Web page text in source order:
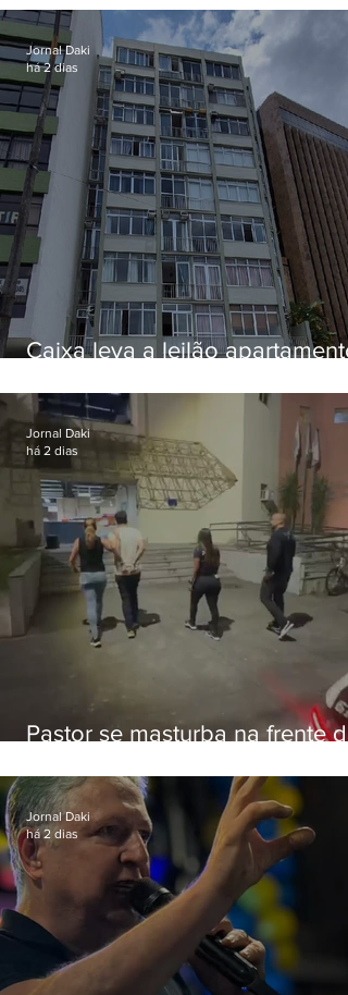
Caixa leva a leilão apartamento
Botafogo
Jornal Daki
há 2 dias
Pastor se masturba na frente de
Jornal Daki
há 2 dias
Jornal Daki
há 2 dias